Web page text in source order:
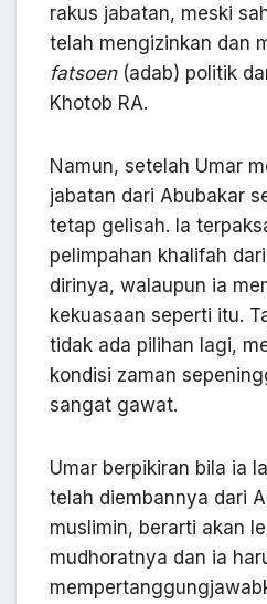
rakus jabatan, meski
telah mengizinkan dan
fatsoen(adab) politik
Khotob RA.
Namun, setelah Umar
jabatan dari Abubakar
tetap gelisah. Ia
pelimpahan khalifah
dirinya, walaupun ia
kekuasaan seperti itu.
tidak ada pilihan lagi,
kondisi zaman
sangat gawat.
Umar berpikiran bila ia
telah diembannya dari
muslimin, berarti akan
mudhoratnya dan ia